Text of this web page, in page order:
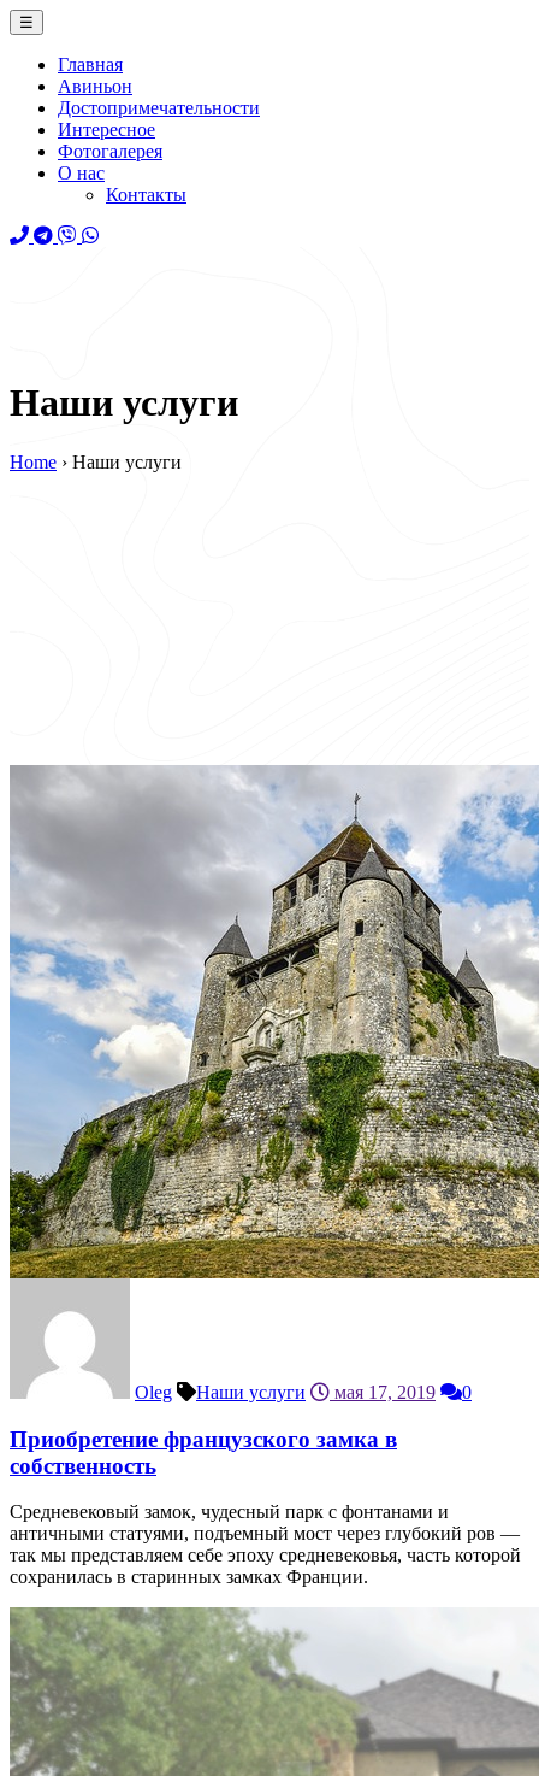
☰
Главная
Авиньон
Достопримечательности
Интересное
Фотогалерея
О нас
Контакты
Наши услуги
Home › Наши услуги
Oleg Наши услуги мая 17, 2019 0
Приобретение французского замка в
собственность
Средневековый замок, чудесный парк с фонтанами и
античными статуями, подъемный мост через глубокий ров —
так мы представляем себе эпоху средневековья, часть которой
сохранилась в старинных замках Франции.